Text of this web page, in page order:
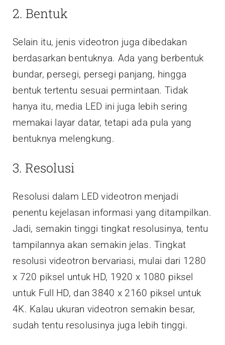
2. Bentuk
Selain itu, jenis videotron juga dibedakan
berdasarkan bentuknya. Ada yang berbentuk
bundar, persegi, persegi panjang, hingga
bentuk tertentu sesuai permintaan. Tidak
hanya itu, media LED ini juga lebih sering
memakai layar datar, tetapi ada pula yang
bentuknya melengkung.
3. Resolusi
Resolusi dalam LED videotron menjadi
penentu kejelasan informasi yang ditampilkan.
Jadi, semakin tinggi tingkat resolusinya, tentu
tampilannya akan semakin jelas. Tingkat
resolusi videotron bervariasi, mulai dari 1280
x 720 piksel untuk HD, 1920 x 1080 piksel
untuk Full HD, dan 3840 x 2160 piksel untuk
4K. Kalau ukuran videotron semakin besar,
sudah tentu resolusinya juga lebih tinggi.